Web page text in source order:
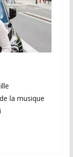
la musique